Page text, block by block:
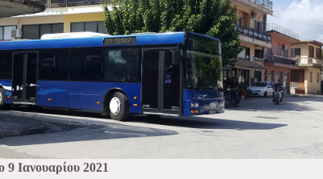
9 Ιανουαρίου 2021